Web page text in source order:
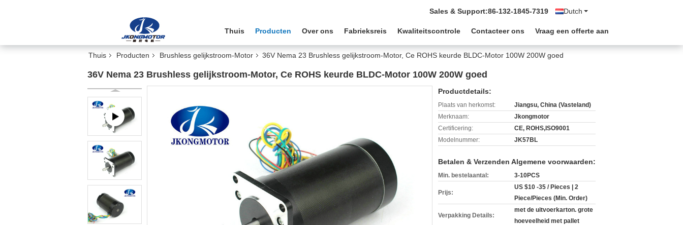
Dutch
Sales & Support:86-132-1845-7319
Thuis Producten Over ons Fabrieksreis Kwaliteitscontrole Contacteer ons Vraag een offerte aan
Thuis Producten Brushless gelijkstroom-Motor 36V Nema 23 Brushless gelijkstroom-Motor, Ce ROHS keurde BLDC-Motor 100W 200W goed
36V Nema 23 Brushless gelijkstroom-Motor, Ce ROHS keurde BLDC-Motor 100W 200W goed
Productdetails:
Plaats van herkomst:
Jiangsu, China (Vasteland)
Merknaam:
Jkongmotor
Certificering:
CE, ROHS,ISO9001
Modelnummer:
JK57BL
Betalen & Verzenden Algemene voorwaarden:
Min. bestelaantal: 3-10PCS
Prijs:
US $10 -35 / Pieces | 2
Piece/Pieces (Min. Order)
Verpakking Details:
met de uitvoerkarton. grote
hoeveelheid met pallet